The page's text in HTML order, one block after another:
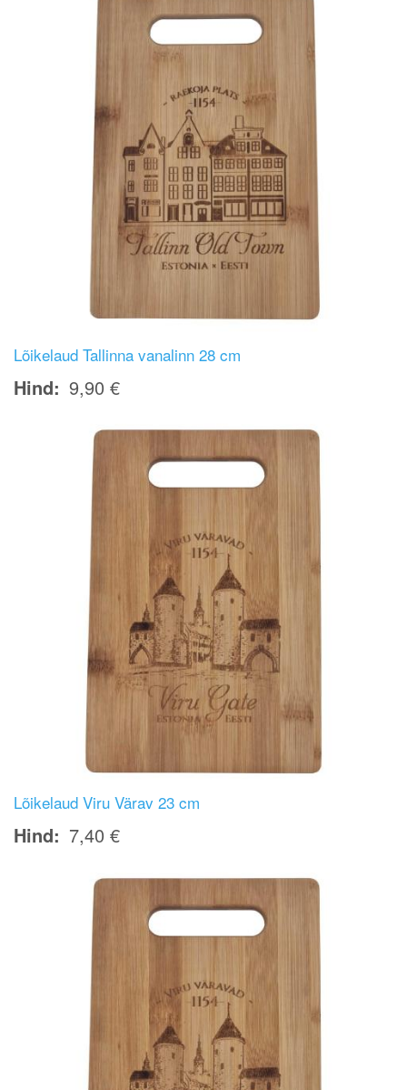
Lõikelaud Tallinna vanalinn 28 cm
Hind 9,90 €
Lõikelaud Viru Värav 23 cm
Hind 7,40 €